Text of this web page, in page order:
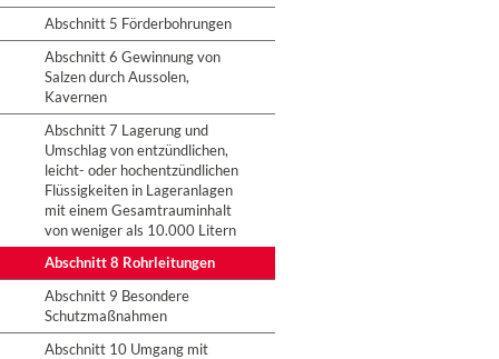
Abschnitt 5 Förderbohrungen
Abschnitt 6 Gewinnung von
Salzen durch Aussolen,
Kavernen
Abschnitt 7 Lagerung und
Umschlag von entzündlichen,
leicht- oder hochentzündlichen
Flüssigkeiten in Lageranlagen
mit einem Gesamtrauminhalt
von weniger als 10.000 Litern
Abschnitt 8 Rohrleitungen
Abschnitt 9 Besondere
Schutzmaßnahmen
Abschnitt 10 Umgang mit